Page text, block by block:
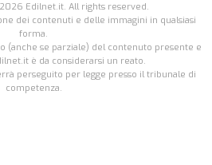
Edilnet.it. All rights reserved.
dei contenuti e delle immagini in qualsiasi
forma.
(anche se parziale) del contenuto presente e
è da considerarsi un reato.
perseguito per legge presso il tribunale di
competenza.